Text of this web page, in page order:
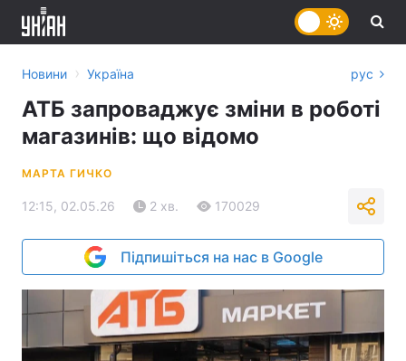
Новини › Україна рус
АТБ запроваджує зміни в роботі
магазинів: що відомо
МАРТА ГИЧКО
12:15, 02.05.26 2 хв. 170029
Підпишіться на нас в Google